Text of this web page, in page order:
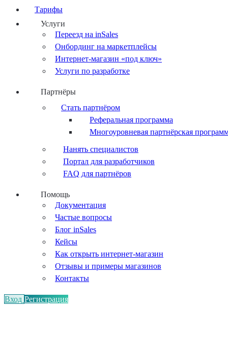
Тарифы
Услуги
Переезд на inSales
Онбординг на маркетплейсы
Интернет-магазин «под ключ»
Услуги по разработке
Партнёры
Стать партнёром
Реферальная программа
Многоуровневая партнёрская
Нанять специалистов
Портал для разработчиков
FAQ для партнёров
Помощь
Документация
Частые вопросы
Блог inSales
Кейсы
Как открыть интернет-магазин
Отзывы и примеры магазинов
Контакты
Вход Регистрация